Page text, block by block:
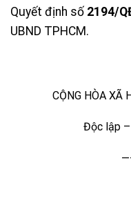
Quyết định số 2194/
UBND TPHCM.
CỘNG HÒA XÃ
Độc lập